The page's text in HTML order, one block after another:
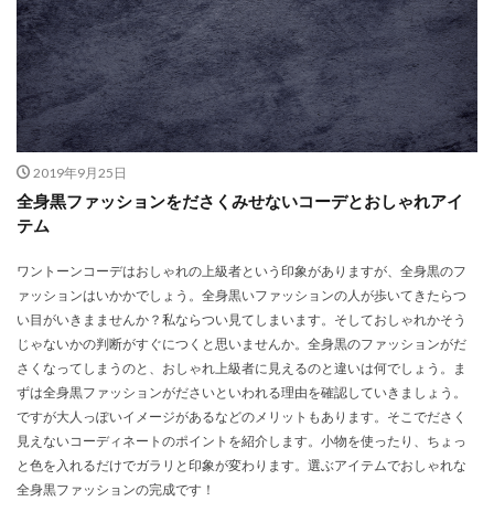
2019年9月25日
全身黒ファッションをださくみせないコーデとおしゃれアイ
テム
ワントーンコーデはおしゃれの上級者という印象がありますが、全身黒のフ
ァッションはいかかでしょう。全身黒いファッションの人が歩いてきたらつ
い目がいきまませんか？私ならつい見てしまいます。そしておしゃれかそう
じゃないかの判断がすぐにつくと思いませんか。全身黒のファッションがだ
さくなってしまうのと、おしゃれ上級者に見えるのと違いは何でしょう。ま
ずは全身黒ファッションがださいといわれる理由を確認していきましょう。
ですが大人っぽいイメージがあるなどのメリットもあります。そこでださく
見えないコーディネートのポイントを紹介します。小物を使ったり、ちょっ
と色を入れるだけでガラリと印象が変わります。選ぶアイテムでおしゃれな
全身黒ファッションの完成です！